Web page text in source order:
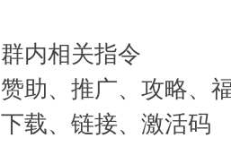
群内相关指令
赞助、推广、攻略、
下载、链接、激活码